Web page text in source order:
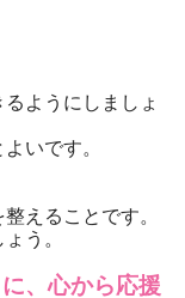
ようにしましょ
いです。
えることです。
う。
、心から応援